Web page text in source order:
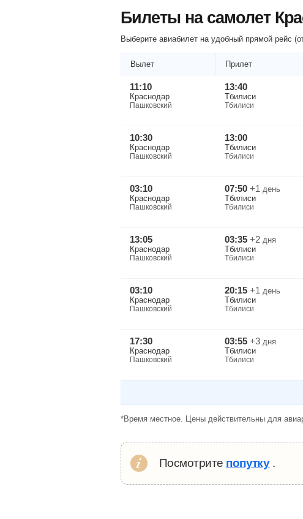
Билеты на самолет
Выберите авиабилет на удобный прямой рейс (
Вылет Прилет
11:10
Краснодар
Пашковский
13:40
Тбилиси
Тбилиси
10:30
Краснодар
Пашковский
13:00
Тбилиси
Тбилиси
03:10
Краснодар
Пашковский
07:50 +1 день
Тбилиси
Тбилиси
13:05
Краснодар
Пашковский
03:35 +2 дня
Тбилиси
Тбилиси
03:10
Краснодар
Пашковский
20:15 +1 день
Тбилиси
Тбилиси
17:30
Краснодар
Пашковский
03:55 +3 дня
Тбилиси
Тбилиси
*Время местное. Цены действительны для
Посмотрите попутку.